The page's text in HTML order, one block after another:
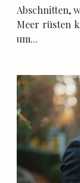
Abschnitten,
Meer rüsten
um...